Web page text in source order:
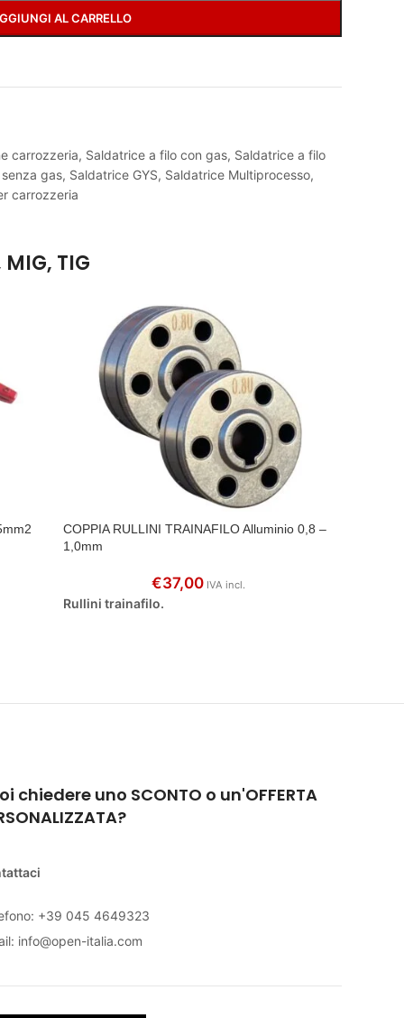
AL CARRELLO
carrozzeria, Saldatrice a filo con gas, Saldatrice a filo
gas, Saldatrice GYS, Saldatrice Multiprocesso,
carrozzeria
TIG
COPPIA RULLINI TRAINAFILO Alluminio 0,8 –
1,0mm
€37,00 IVA incl.
Rullini trainafilo.
chiedere uno SCONTO o un'OFFERTA
+39 045 4649323
info@open-italia.com